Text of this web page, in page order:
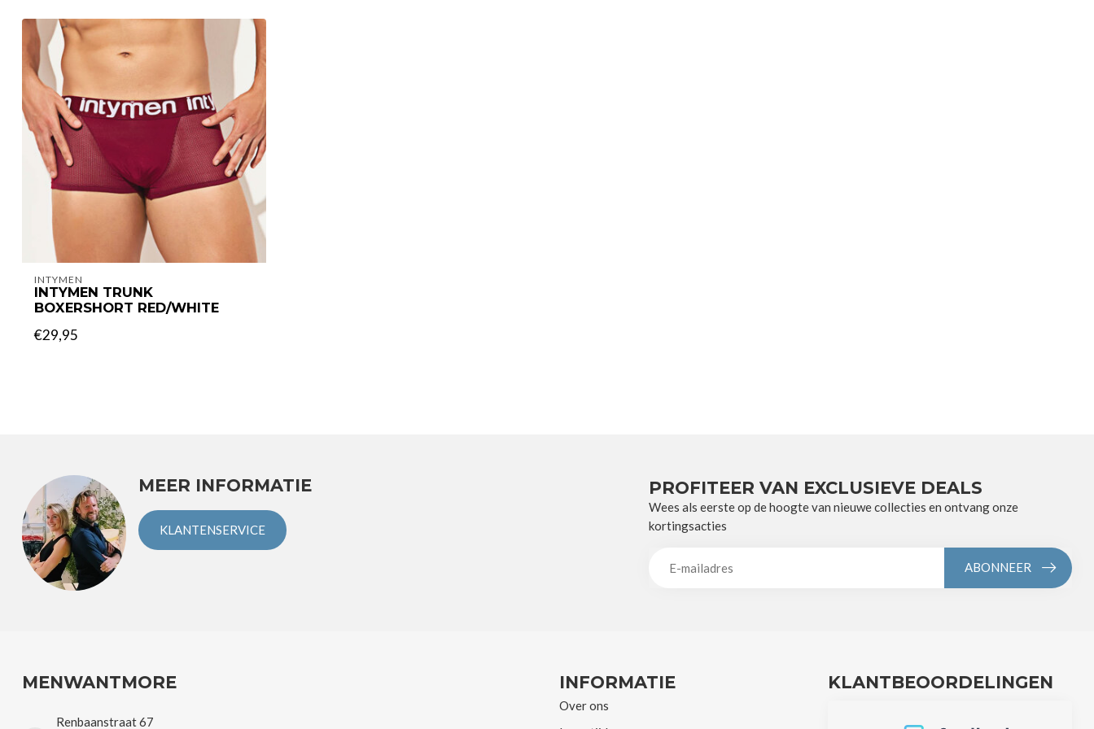
INTYMEN
INTYMEN TRUNK
BOXERSHORT RED/WHITE
€29,95
MEER INFORMATIE
KLANTENSERVICE
PROFITEER VAN EXCLUSIEVE DEALS
Wees als eerste op de hoogte van nieuwe collecties en ontvang onze
kortingsacties
ABONNEER
MENWANTMORE
Renbaanstraat 67
INFORMATIE
Over ons
KLANTBEOORDELINGEN